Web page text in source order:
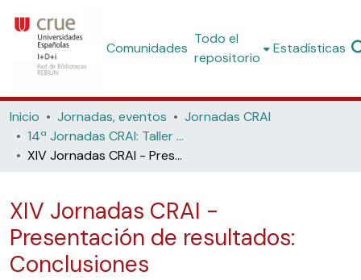
Comunidades
Todo el
repositorio
Estadísticas
Inicio Jornadas, eventos
Jornadas CRAI
14ª Jornadas CRAI: Taller de elaboración de un MOOC sobre competencias digitales (Universitat Pompeu Fabra, 2016)
XIV Jornadas CRAI - Presentación de resultados: Conclusiones
XIV Jornadas CRAI -
Presentación de resultados:
Conclusiones